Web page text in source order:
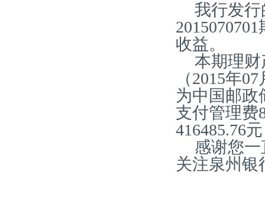
我行发行
收益。
本期理财
（2015年
为中国邮政
支付管理费
416485.76
感谢您
关注泉州银